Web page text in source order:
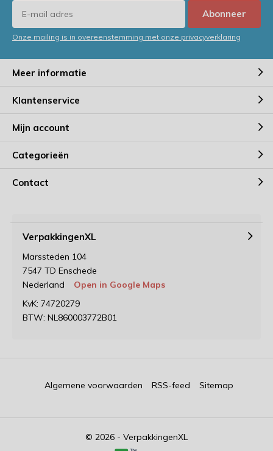
Abonneer
Onze mailing is in overeenstemming met onze privacyverklaring
Meer informatie
Klantenservice
Mijn account
Categorieën
Contact
VerpakkingenXL
Marssteden 104
7547 TD Enschede
Nederland
Open in Google Maps
KvK: 74720279
BTW: NL860003772B01
© 2026 - VerpakkingenXL
Algemene voorwaarden RSS-feed Sitemap